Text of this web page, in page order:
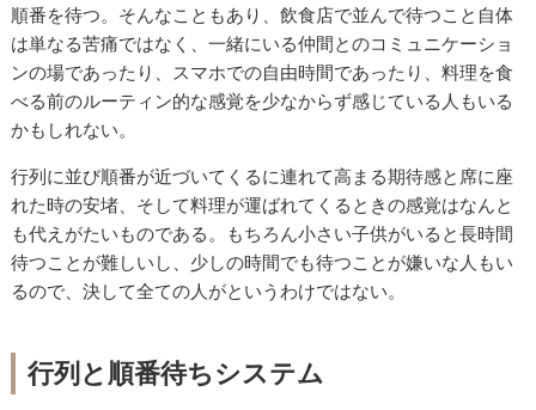
順番を待つ。そんなこともあり、飲食店で並んで待つこと自体
は単なる苦痛ではなく、一緒にいる仲間とのコミュニケーショ
ンの場であったり、スマホでの自由時間であったり、料理を食
べる前のルーティン的な感覚を少なからず感じている人もいる
かもしれない。
行列に並び順番が近づいてくるに連れて高まる期待感と席に座
れた時の安堵、そして料理が運ばれてくるときの感覚はなんと
も代えがたいものである。もちろん小さい子供がいると長時間
待つことが難しいし、少しの時間でも待つことが嫌いな人もい
るので、決して全ての人がというわけではない。
行列と順番待ちシステム